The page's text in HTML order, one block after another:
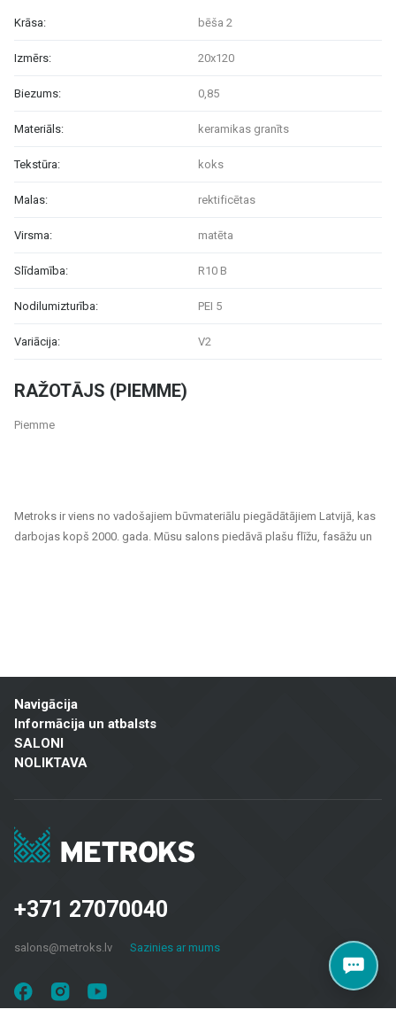
RAŽOTĀJS (PIEMME)
Piemme
Krāsa: bēša 2
Izmērs: 20x120
Biezums: 0,85
Materiāls: keramikas granīts
Tekstūra: koks
Malas: rektificētas
Virsma: matēta
Slīdamība: R10 B
Nodilumizturība: PEI 5
Variācija: V2
Metroks ir viens no vadošajiem būvmateriālu piegādātājiem Latvijā, kas
darbojas kopš 2000. gada. Mūsu salons piedāvā plašu flīžu, fasāžu un
Flīzes sienām un grīdām: Pieejamas dažādu izmēru, krāsu un
dizaina flīzes, kas piemērotas gan vannas istabām un virtuvēm,
gan sabiedriskām telpām un ārtelpām. Keramiskās un akmens
masas flīzes izceļas ar izturību un estētisku izskatu.
tostarp ventilējamās fasādes un fasādes flīzes, kas ir gan
Grīdas segumi
: Lamināts, vinila segumi, parkets un keramikas
terasēm, balkoniem un citām ārtelpām, nodrošinot ilgstošu
Metroks īpaši lepojas ar savu profesionālo pieeju – mēs piedāvājam ne
Navigācija
Informācija un atbalsts
SALONI
NOLIKTAVA
+371 27070040
salons@metroks.lv Sazinies ar mums